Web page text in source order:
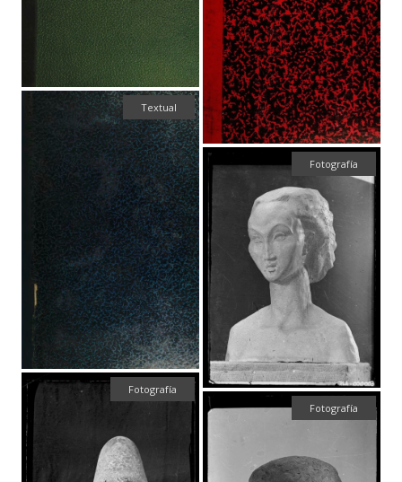
Textual
Fotografía
Fotografía
Fotografía